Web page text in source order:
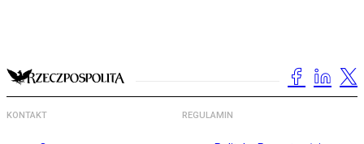
KONTAKT REGULAMIN